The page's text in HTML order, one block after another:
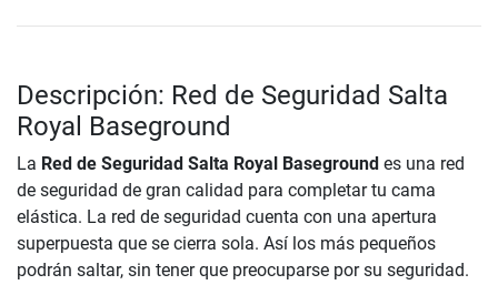
Descripción: Red de Seguridad Salta
Royal Baseground
La Red de Seguridad Salta Royal Baseground es una red
de seguridad de gran calidad para completar tu cama
elástica. La red de seguridad cuenta con una apertura
superpuesta que se cierra sola. Así los más pequeños
podrán saltar, sin tener que preocuparse por su seguridad.